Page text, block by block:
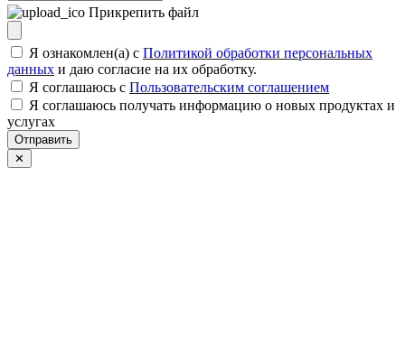
Прикрепить файл
Я ознакомлен(а) с Политикой обработки персональных
данных и даю согласие на их обработку.
Я соглашаюсь c Пользовательским соглашением
Я соглашаюсь получать информацию о новых продуктах и
услугах
Отправить
✕